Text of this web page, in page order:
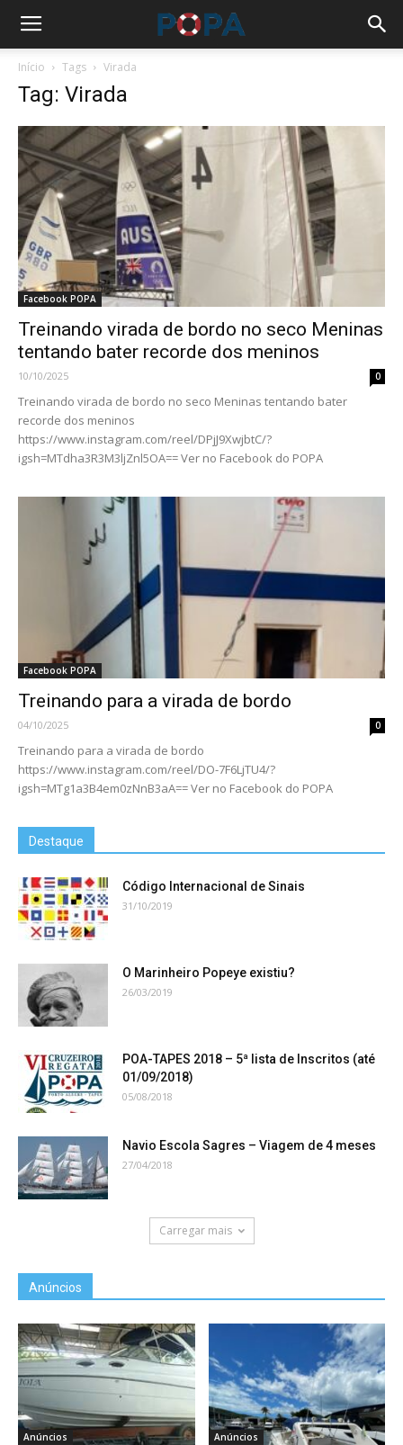
Início Tags Virada
Tag: Virada
Facebook POPA
Treinando virada de bordo no seco Meninas
tentando bater recorde dos meninos
10/10/2025 0
Treinando virada de bordo no seco Meninas tentando bater
recorde dos meninos
https://www.instagram.com/reel/DPjJ9XwjbtC/?
igsh=MTdha3R3M3ljZnl5OA== Ver no Facebook do POPA
Facebook POPA
Treinando para a virada de bordo
04/10/2025 0
Treinando para a virada de bordo
https://www.instagram.com/reel/DO-7F6LjTU4/?
igsh=MTg1a3B4em0zNnB3aA== Ver no Facebook do POPA
Destaque
Código Internacional de Sinais
31/10/2019
O Marinheiro Popeye existiu?
26/03/2019
POA-TAPES 2018 – 5ª lista de Inscritos (até
01/09/2018)
05/08/2018
Navio Escola Sagres – Viagem de 4 meses
27/04/2018
Carregar mais
Anúncios
Anúncios Anúncios